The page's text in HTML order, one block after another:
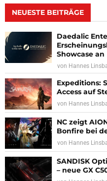
NEUESTE BEITRÄGE
Daedalic
Showcase an
von Hannes
Expeditions:
Access auf
von Hannes
NC zeigt
Bonfire bei
von Hannes
SANDISK
– neue GX